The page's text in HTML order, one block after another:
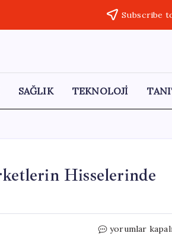
Subscribe
SAĞLIK TEKNOLOJİ
Hisselerinde
Goldman
yorumlar